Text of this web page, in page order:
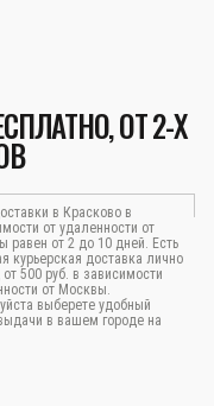
ОТ 2-Х
в Красково в
от удаленности от
равен от 2 до 10 дней. Есть
курьерская доставка лично
от 500 руб. в зависимости
от Москвы.
выберете удобный
в вашем городе на